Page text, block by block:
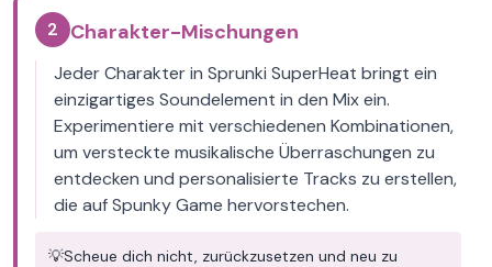
2 Charakter-Mischungen
Jeder Charakter in Sprunki SuperHeat bringt ein
einzigartiges Soundelement in den Mix ein.
Experimentiere mit verschiedenen Kombinationen,
um versteckte musikalische Überraschungen zu
entdecken und personalisierte Tracks zu erstellen,
die auf Spunky Game hervorstechen.
💡Scheue dich nicht, zurückzusetzen und neu zu